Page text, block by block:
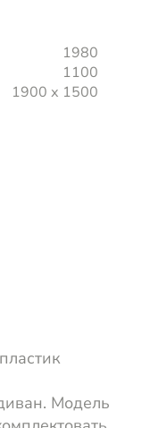
1980
1100
1900 х 1500
Модель